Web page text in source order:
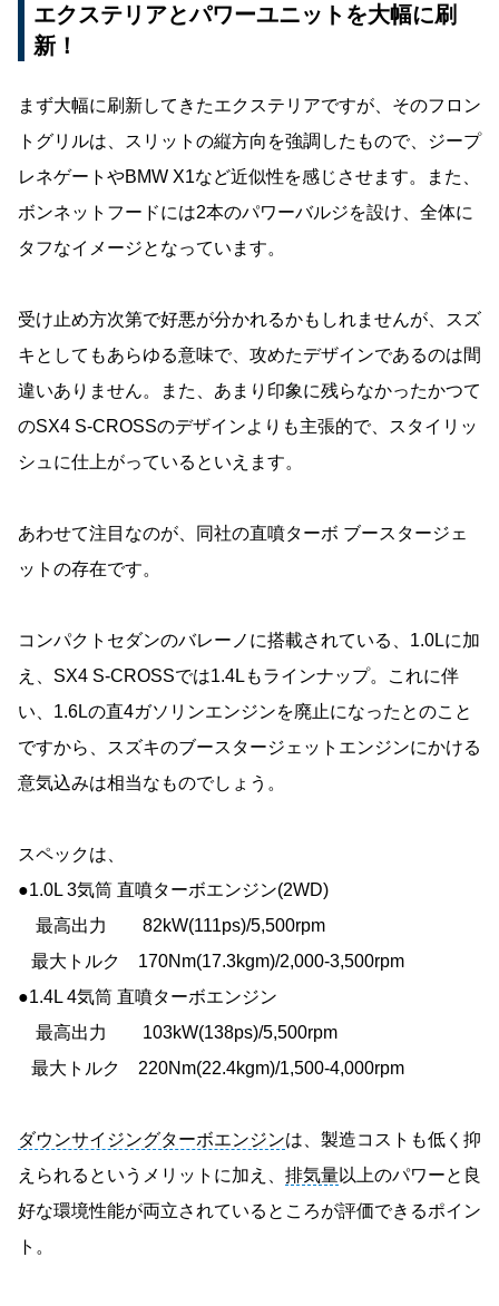
エクステリアとパワーユニットを大幅に刷
新！
まず大幅に刷新してきたエクステリアですが、そのフロン
トグリルは、スリットの縦方向を強調したもので、ジープ
レネゲートやBMW X1など近似性を感じさせます。また、
ボンネットフードには2本のパワーバルジを設け、全体に
タフなイメージとなっています。
受け止め方次第で好悪が分かれるかもしれませんが、スズ
キとしてもあらゆる意味で、攻めたデザインであるのは間
違いありません。また、あまり印象に残らなかったかつて
のSX4 S-CROSSのデザインよりも主張的で、スタイリッ
シュに仕上がっているといえます。
あわせて注目なのが、同社の直噴ターボ ブースタージェ
ットの存在です。
コンパクトセダンのバレーノに搭載されている、1.0Lに加
え、SX4 S-CROSSでは1.4Lもラインナップ。これに伴
い、1.6Lの直4ガソリンエンジンを廃止になったとのこと
ですから、スズキのブースタージェットエンジンにかける
意気込みは相当なものでしょう。
スペックは、
●1.0L 3気筒 直噴ターボエンジン(2WD)
最高出力 82kW(111ps)/5,500rpm
最大トルク 170Nm(17.3kgm)/2,000-3,500rpm
●1.4L 4気筒 直噴ターボエンジン
最高出力 103kW(138ps)/5,500rpm
最大トルク 220Nm(22.4kgm)/1,500-4,000rpm
ダウンサイジングターボエンジンは、製造コストも低く抑
えられるというメリットに加え、 排気量以上のパワーと良
好な環境性能が両立されているところが評価できるポイン
ト。